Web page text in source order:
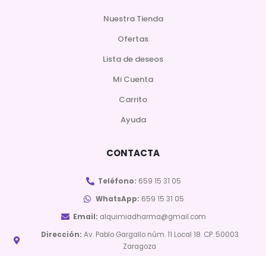
Nuestra Tienda
Ofertas
Lista de deseos
Mi Cuenta
Carrito
Ayuda
CONTACTA
Teléfono: 659 15 31 05
WhatsApp: 659 15 31 05
Email: alquimiadharma@gmail.com
Dirección: Av. Pablo Gargallo núm. 11 Local 18. CP. 50003
Zaragoza